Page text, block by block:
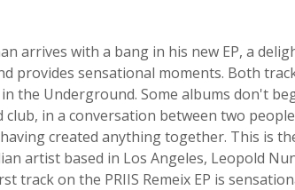
arrives with a bang in his new EP, a
provides sensational moments. Both
the Underground. Some albums don't
in a conversation between two
created anything together. This is
artist based in Los Angeles, Leopold
track on the PRIIS Remeix EP is